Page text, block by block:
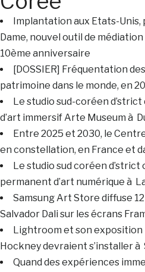
Implantation aux Etats-
Dame, nouvel outil de
10ème anniversaire
[DOSSIER] Fréquentation
patrimoine dans le monde, en
Le studio sud-coréen
d’art immersif Arte Museum à
Entre 2025 et 2030, le
en constellation, en France et
Le studio sud coréen
permanent d’art numérique à
Samsung Art Store diffuse
Salvador Dali sur les écrans
Lightroom et son exposition
Hockney devraient s’installer à
Quand des expériences